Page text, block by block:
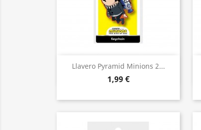
Llavero Pyramid Minions 2...
1,99 €
Vista rápida